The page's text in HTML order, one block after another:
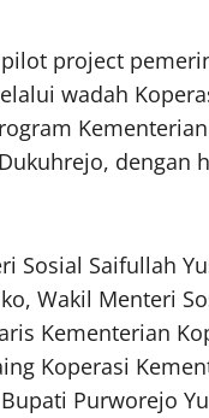
project
wadah
dengan
Sosial Saifullah
Wakil Menteri
Kementerian
Koperasi
Purworejo